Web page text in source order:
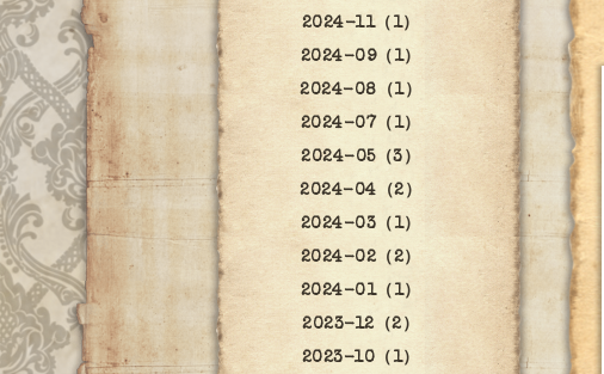
2024-11（1）
2024-09（1）
2024-08（1）
2024-07（1）
2024-05（3）
2024-04（2）
2024-03（1）
2024-02（2）
2024-01（1）
2023-12（2）
2023-10（1）